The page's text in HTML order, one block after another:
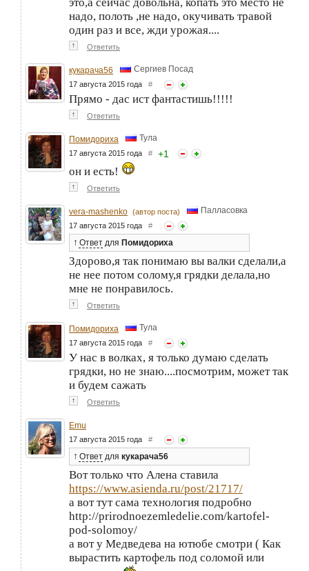
надо, полоть ,не надо, окучивать травой
один раз и все, жди урожая....
↑ Ответить
кукарача56 Сергиев Посад
17 августа 2015 года #
Прямо - дас ист фантастишь!!!!!
↑ Ответить
Помидориха Тула
17 августа 2015 года # +1
он и есть!
↑ Ответить
vera-mashenko (автор поста) Палласовка
17 августа 2015 года #
↑ Ответ для Помидориха
Здорово,я так понимаю вы валки сделали,а
не нее потом солому,я грядки делала,но
мне не понравилось.
↑ Ответить
Помидориха Тула
17 августа 2015 года #
У нас в волках, я только думаю сделать
грядки, но не знаю....посмотрим, может так
и будем сажать
↑ Ответить
Emu
17 августа 2015 года #
↑ Ответ для кукарача56
Вот только что Алена ставила
https://www.asienda.ru/post/21717/
а вот тут сама технология подробно
http://prirodnoezemledelie.com/kartofel-
pod-solomoy/
а вот у Медведева на ютюбе смотри ( Как
вырастить картофель под соломой или